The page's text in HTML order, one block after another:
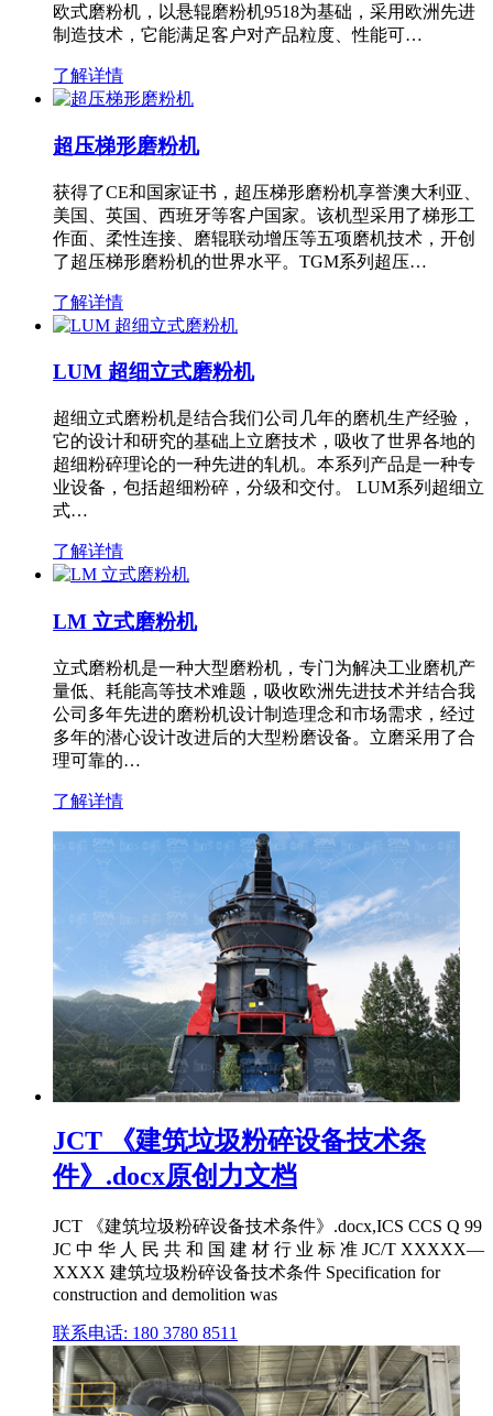
欧式磨粉机，以悬辊磨粉机9518为基础，采用欧洲先进
制造技术，它能满足客户对产品粒度、性能可…
了解详情
超压梯形磨粉机
获得了CE和国家证书，超压梯形磨粉机享誉澳大利亚、
美国、英国、西班牙等客户国家。该机型采用了梯形工
作面、柔性连接、磨辊联动增压等五项磨机技术，开创
了超压梯形磨粉机的世界水平。TGM系列超压…
了解详情
LUM 超细立式磨粉机
超细立式磨粉机是结合我们公司几年的磨机生产经验，
它的设计和研究的基础上立磨技术，吸收了世界各地的
超细粉碎理论的一种先进的轧机。本系列产品是一种专
业设备，包括超细粉碎，分级和交付。 LUM系列超细立
式…
了解详情
LM 立式磨粉机
立式磨粉机是一种大型磨粉机，专门为解决工业磨机产
量低、耗能高等技术难题，吸收欧洲先进技术并结合我
公司多年先进的磨粉机设计制造理念和市场需求，经过
多年的潜心设计改进后的大型粉磨设备。立磨采用了合
理可靠的…
了解详情
JCT 《建筑垃圾粉碎设备技术条
件》.docx原创力文档
JCT 《建筑垃圾粉碎设备技术条件》.docx,ICS CCS Q 99
JC 中 华 人 民 共 和 国 建 材 行 业 标 准 JC/T XXXXX—
XXXX 建筑垃圾粉碎设备技术条件 Specification for
construction and demolition was
联系电话: 180 3780 8511